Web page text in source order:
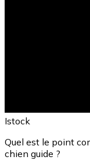
Istock
Quel est le point
chien guide ?